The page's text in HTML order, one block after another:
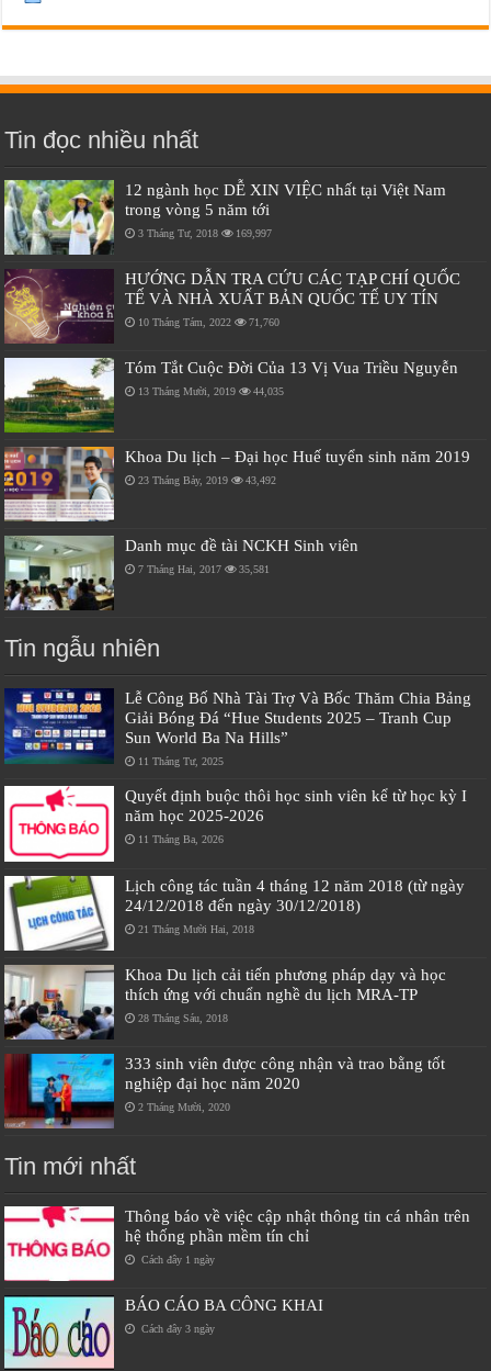
Tin đọc nhiều nhất
12 ngành học DỄ XIN VIỆC nhất tại Việt Nam
trong vòng 5 năm tới
3 Tháng Tư, 2018 169,997
HƯỚNG DẪN TRA CỨU CÁC TẠP CHÍ QUỐC
TẾ VÀ NHÀ XUẤT BẢN QUỐC TẾ UY TÍN
10 Tháng Tám, 2022 71,760
Tóm Tắt Cuộc Đời Của 13 Vị Vua Triều Nguyễn
13 Tháng Mười, 2019 44,035
Khoa Du lịch – Đại học Huế tuyển sinh năm 2019
23 Tháng Bảy, 2019 43,492
Danh mục đề tài NCKH Sinh viên
7 Tháng Hai, 2017 35,581
Tin ngẫu nhiên
Lễ Công Bố Nhà Tài Trợ Và Bốc Thăm Chia Bảng
Giải Bóng Đá “Hue Students 2025 – Tranh Cup
Sun World Ba Na Hills”
11 Tháng Tư, 2025
Quyết định buộc thôi học sinh viên kể từ học kỳ I
năm học 2025-2026
11 Tháng Ba, 2026
Lịch công tác tuần 4 tháng 12 năm 2018 (từ ngày
24/12/2018 đến ngày 30/12/2018)
21 Tháng Mười Hai, 2018
Khoa Du lịch cải tiến phương pháp dạy và học
thích ứng với chuẩn nghề du lịch MRA-TP
28 Tháng Sáu, 2018
333 sinh viên được công nhận và trao bằng tốt
nghiệp đại học năm 2020
2 Tháng Mười, 2020
Tin mới nhất
Thông báo về việc cập nhật thông tin cá nhân trên
hệ thống phần mềm tín chỉ
Cách đây 1 ngày
BÁO CÁO BA CÔNG KHAI
Cách đây 3 ngày